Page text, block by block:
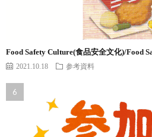
Food Safety Culture(食品安全文化)/Food
2021.10.18 参考資料